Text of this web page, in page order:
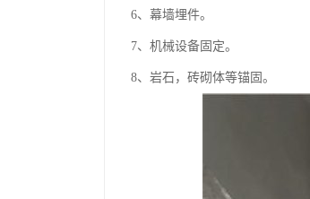
6、幕墙埋件。
7、机械设备固定。
8、岩石，砖砌体等锚固。